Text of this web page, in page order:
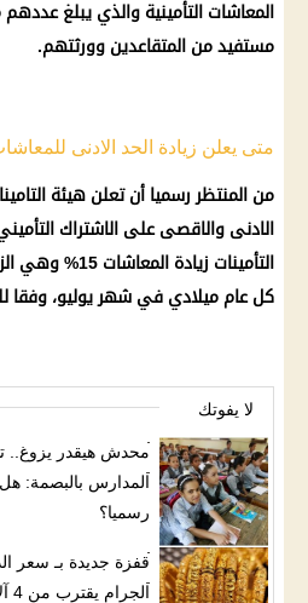
المعاشات
مستفيد من المتقاعدين وورثتهم.
متى يعلن زيادة الحد الادنى
من المنتظر رسميا أن تعلن هيئة
الادنى والاقصى على الاشتراك
التأمينات زيادة المعاشات
15% وهي
كل عام ميلادي في شهر يوليو، وفقا
لا يفوتك
محدش هيقدر
المدارس بالبصمة: هل
رسميا؟
قفزة جديدة بـ سعر